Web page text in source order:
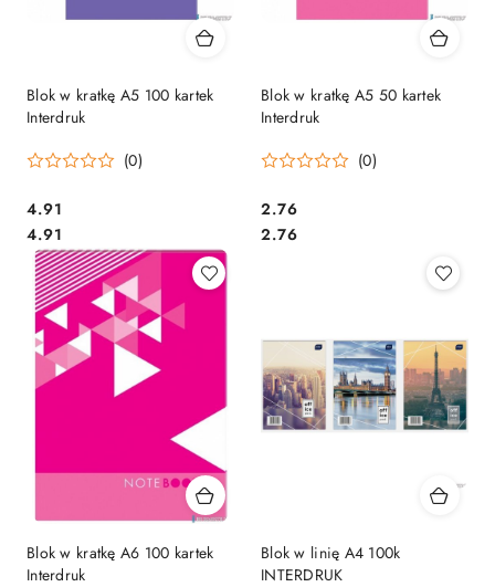
Blok w kratkę A5 100 kartek
Interdruk
(0)
Cena:
4.91
Cena:
4.91
Blok w kratkę A5 50 kartek
Interdruk
(0)
Cena:
2.76
Cena:
2.76
Blok w kratkę A6 100 kartek
Interdruk
Blok w linię A4 100k
INTERDRUK